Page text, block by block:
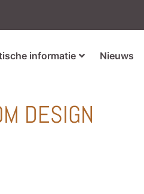
informatie Nieuws
DESIGN